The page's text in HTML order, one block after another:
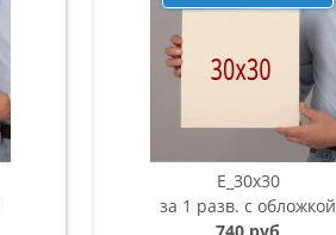
E_30х30
за 1 разв. с обложкой